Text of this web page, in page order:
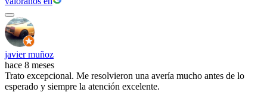
javier muñoz
hace 8 meses
Trato excepcional. Me resolvieron una avería mucho antes de lo
esperado y siempre la atención excelente.